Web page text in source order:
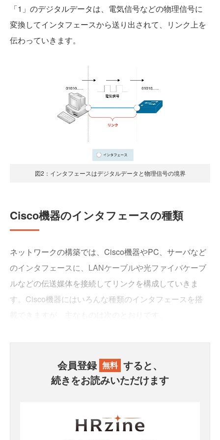
「1」のデジタルデータは、電気信号などの物理信号に
変換してインタフェースから送り出されて、リンク上を
伝わっていきます。
図2：インタフェースはデジタルデータと物理信号の境界
Cisco機器のインタフェースの種類
ネットワークの構築では、Cisco機器やPC、サーバなど
のインタフェースに、LANケーブルや光ファイバケーブ
ルなどの伝送媒体を接続してリンクを構成していきま
す。Cisco機器にはいろんな種類のインタフェースを搭
会員登録 無料 すると、
続きをお読みいただけます